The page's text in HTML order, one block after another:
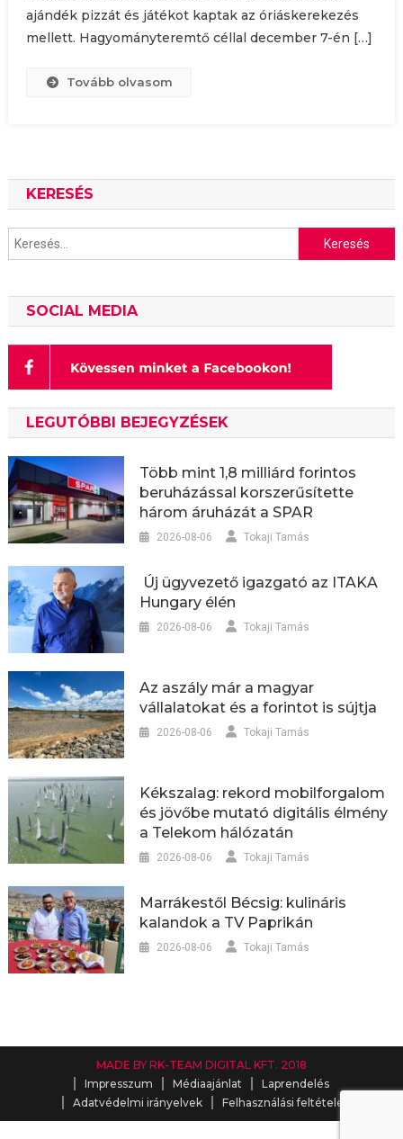
ajándék pizzát és játékot kaptak az óriáskerekezés
mellett. Hagyományteremtő céllal december 7-én […]
Tovább olvasom
KERESÉS
Keresés:
SOCIAL MEDIA
LEGUTÓBBI BEJEGYZÉSEK
Több mint 1,8 milliárd forintos
beruházással korszerűsítette
három áruházát a SPAR
2026-08-06 Tokaji Tamás
Új ügyvezető igazgató az ITAKA
Hungary élén
2026-08-06 Tokaji Tamás
Az aszály már a magyar
vállalatokat és a forintot is sújtja
2026-08-06 Tokaji Tamás
Kékszalag: rekord mobilforgalom
és jövőbe mutató digitális élmény
a Telekom hálózatán
2026-08-06 Tokaji Tamás
Marrákestől Bécsig: kulináris
kalandok a TV Paprikán
2026-08-06 Tokaji Tamás
MADE BY RK-TEAM DIGITAL KFT. 2018
Impresszum
Médiaajánlat
Laprendelés
Adatvédelmi irányelvek
Felhasználási feltételek